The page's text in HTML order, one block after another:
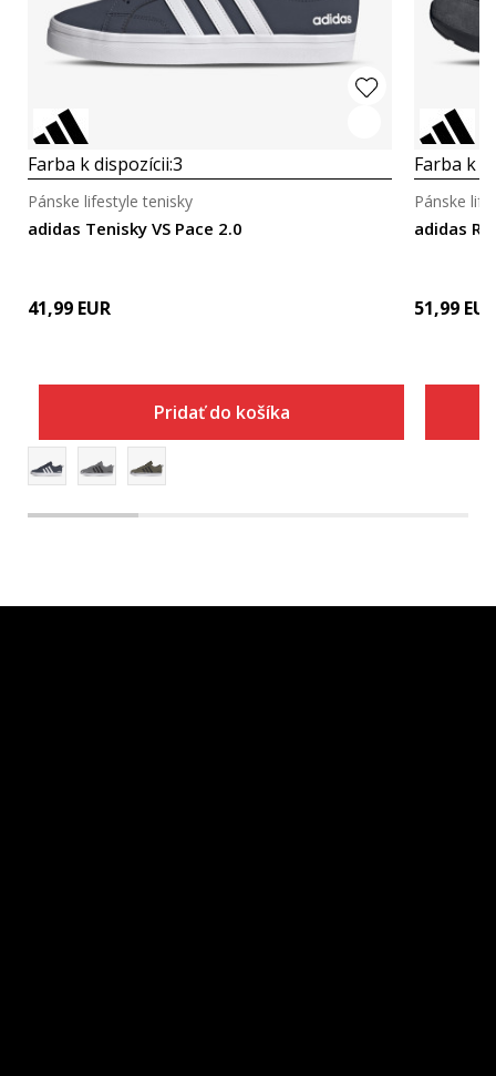
Farba k dispozícii:3
adidas Tenisky VS Pace 2.0
Pánske lifestyle tenisky
41,99 EUR
Pridať do košíka
Farba k
adidas
Pánske
51,99 EUR